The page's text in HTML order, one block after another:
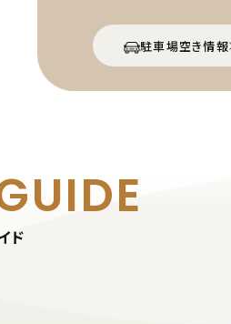
駐車場空き情報
ド